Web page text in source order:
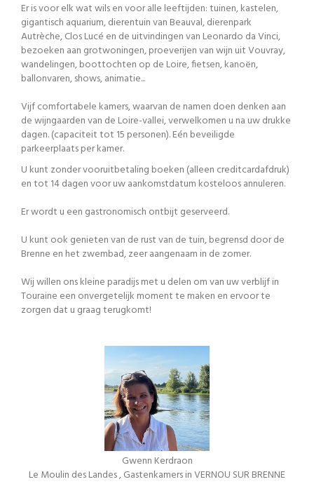
Er is voor elk wat wils en voor alle leeftijden: tuinen, kastelen,
gigantisch aquarium, dierentuin van Beauval, dierenpark
Autrèche, Clos Lucé en de uitvindingen van Leonardo da Vinci,
bezoeken aan grotwoningen, proeverijen van wijn uit Vouvray,
wandelingen, boottochten op de Loire, fietsen, kanoën,
ballonvaren, shows, animatie...
Vijf comfortabele kamers, waarvan de namen doen denken aan
de wijngaarden van de Loire-vallei, verwelkomen u na uw drukke
dagen. (capaciteit tot 15 personen). Eén beveiligde
parkeerplaats per kamer.
U kunt zonder vooruitbetaling boeken (alleen creditcardafdruk)
en tot 14 dagen voor uw aankomstdatum kosteloos annuleren.
Er wordt u een gastronomisch ontbijt geserveerd.
U kunt ook genieten van de rust van de tuin, begrensd door de
Brenne en het zwembad, zeer aangenaam in de zomer.
Wij willen ons kleine paradijs met u delen om van uw verblijf in
Touraine een onvergetelijk moment te maken en ervoor te
zorgen dat u graag terugkomt!
Gwenn Kerdraon
Le Moulin des Landes, Gastenkamers in VERNOU SUR BRENNE